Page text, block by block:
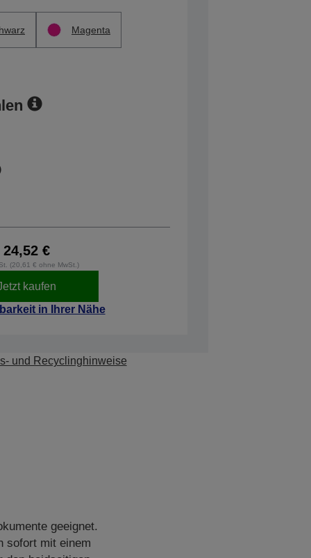
Magenta
24,52 €
(20,61 € ohne MwSt.)
kaufen
in Ihrer Nähe
und Recyclinghinweise
geeignet.
sofort mit einem